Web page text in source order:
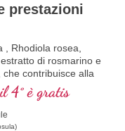
prestazioni
, Rhodiola rosea,
di rosmarino e
contribuisce alla
mentali ed è coinvolto
di diversi
B bioattivo!
4° è gratis